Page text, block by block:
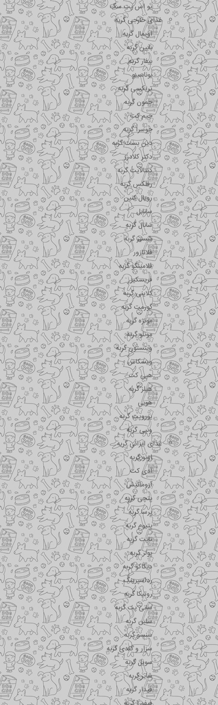
یو اس پت سگ
غذای خارجی گربه
اویمال گربه
بابین گربه
بیفار گربه
بوناسیبو
تریکسی گربه
جمون گربه
جیم کت
جوسرا گربه
دین بست گربه
دکتر کلادرز
دنتالایت گربه
رفلکس گربه
رویال کنین
سانابل
سانال گربه
شسیر گربه
فلاتازور
فلامینگو گربه
فریسکیز
کلاینی گربه
گورمت گربه
مونژه گربه
مونلو گربه
وینستون گربه
ویسکاس
هپی کت
هیلز گربه
هوبی
یوروپت گربه
ونپی گربه
غذای ایرانی گربه
اونو گربه
آدی کت
آروماتیش
پتچی گربه
پرسا گربه
پتیوم گربه
تاپت گربه
پولر گربه
دیکاکو گربه
رداسپرینگ
روتیکا گربه
سانی پت گربه
سلبن گربه
سنسو گربه
سزار و کندی گربه
سویل گربه
شایر گربه
فیدار گربه